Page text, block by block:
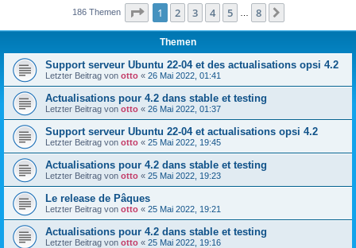
186 Themen Seite 1von
1 2 3 4 5 8
Themen
Support serveur Ubuntu 22-04 et des actualisations opsi 4.2
Letzter Beitrag von otto « 26 Mai 2022, 01:41
Actualisations pour 4.2 dans stable et testing
Letzter Beitrag von otto « 26 Mai 2022, 01:37
Support serveur Ubuntu 22-04 et actualisations opsi 4.2
Letzter Beitrag von otto « 25 Mai 2022, 19:45
Actualisations pour 4.2 dans stable et testing
Letzter Beitrag von otto « 25 Mai 2022, 19:23
Le release de Pâques
Letzter Beitrag von otto « 25 Mai 2022, 19:21
Actualisations pour 4.2 dans stable et testing
Letzter Beitrag von otto « 25 Mai 2022, 19:16